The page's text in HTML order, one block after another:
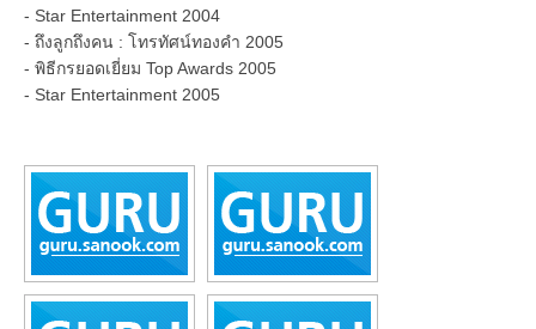
- Star Entertainment 2004
- ถึงลูกถึงคน : โทรทัศน์ทองคำ 2005
- พิธีกรยอดเยี่ยม Top Awards 2005
- Star Entertainment 2005